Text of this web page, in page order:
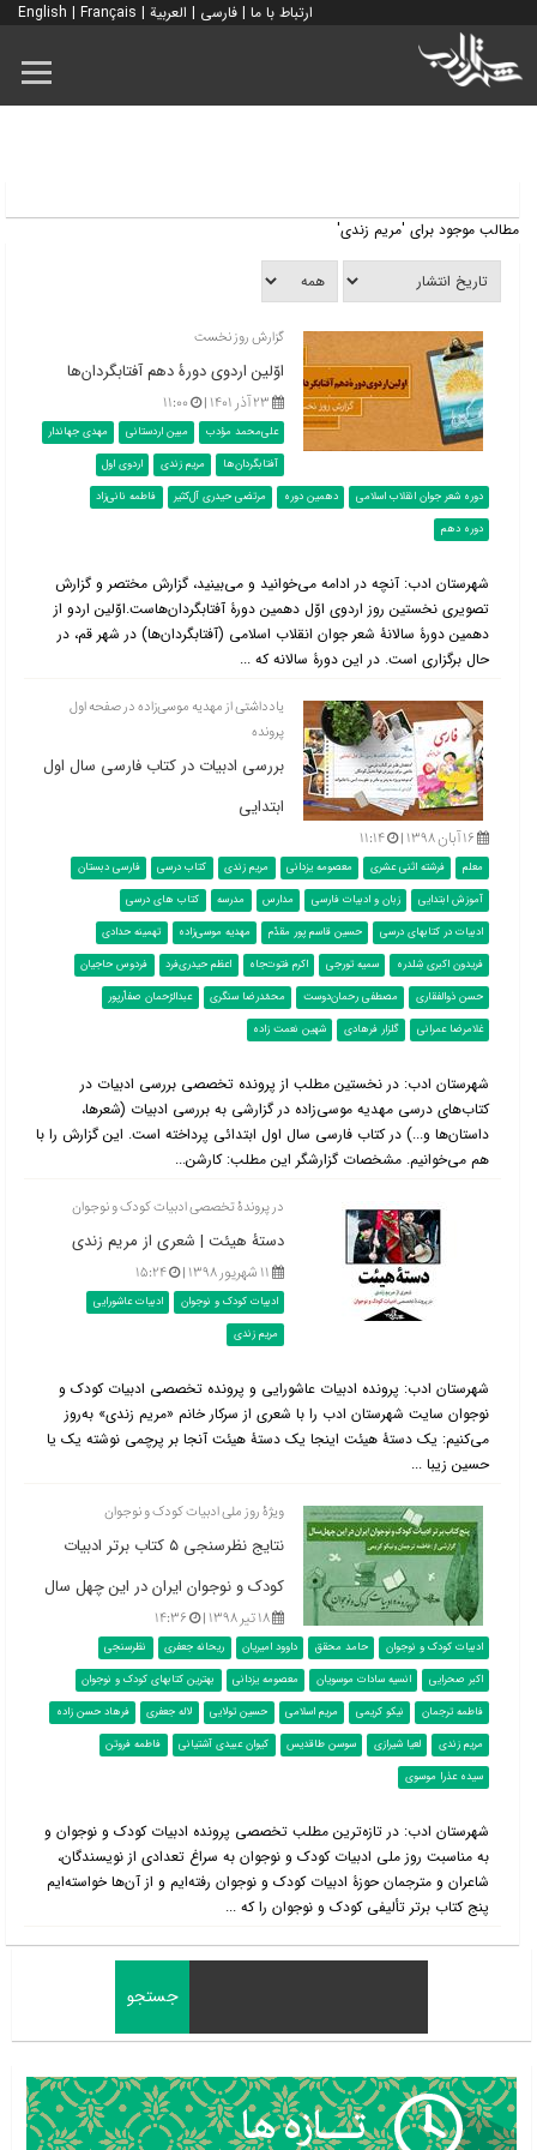
ارتباط با ما | فارسی | العربية |
English | Français
مطالب موجود برای 'مریم زندی'
گزارش روز نخست
اوّلین اردوی دورۀ دهم آفتابگردان‌ها
۲۳ آذر ۱۴۰۱ | ۱۱:۰۰
علی‌محمد مؤدب مبین اردستانی
مهدی جهاندار
آفتابگردان‌ها
مریم زندی
اردوی اول
دوره شعر جوان انقلاب اسلامی
دهمین دوره مرتضی حیدری آل‌کثیر
فاطمه نانی‌زاد
دوره دهم
شهرستان ادب: آنچه در ادامه می‌خوانید و می‌بینید، گزارش مختصر و گزارش
تصویری نخستین روز اردوی اوّل دهمین دورۀ آفتابگردان‌هاست.اوّلین اردو از
دهمین دورۀ سالانۀ شعر جوان انقلاب اسلامی (آفتابگردان‌ها) در شهر قم، در
حال برگزاری است. در این دورۀ سالانه که ...
یادداشتی از مهدیه موسی‌زاده در صفحه اول
پرونده
بررسی ادبیات در کتاب فارسی سال اول
ابتدایی
۱۶ آبان ۱۳۹۸ | ۱۱:۱۴
معلم فرشته اثنی عشری معصومه یزدانی مریم زندی کتاب درسی
فارسی دبستان
آموزش ابتدایی
زبان و ادبیات فارسی مدارس مدرسه
کتاب های درسی
ادبیات در کتابهای درسی
حسین قاسم پور مقدّم مهدیه موسی‌زاده
تهمینه حدادی
فریدون اکبری شِلدره
سمیه تورجی اکرم فتوت‌جاه اعظم حیدری‌فرد
فردوس حاجیان
حسن ذوالفقارى
مصطفى رحمان‌دوست محمّدرضا سنگرى
عبدالرّحمان صفاّرپور
غلامرضا عمرانى
گلزار فرهادى شهین نعمت زاده
شهرستان ادب: در نخستین مطلب از پرونده تخصصی بررسی ادبیات در
کتاب‌‌های درسی مهدیه موسی‌زاده در گزارشی به بررسی ادبیات (شعرها،
داستان‌ها و...) در کتاب فارسی سال اول ابتدائی پرداخته است. این گزارش را با
هم می‌خوانیم. مشخصات گزارشگر این مطلب: کارشن...
در پروندۀ تخصصی ادبیات کودک و نوجوان
دستۀ هیئت | شعری از مریم زندی
۱۱ شهریور ۱۳۹۸ | ۱۵:۲۴
ادبیات کودک و نوجوان
ادبیات عاشورایی
مریم زندی
شهرستان ادب: پرونده ادبیات عاشورایی و پرونده تخصصی ادبیات کودک و
نوجوان سایت شهرستان ادب را با شعری از سرکار خانم «مریم زندی» به‌روز
می‌کنیم: یک دستۀ هیئت اینجا یک دستۀ هیئت آنجا بر پرچمی نوشته یک یا
حسین زیبا ...
ویژۀ روز ملی ادبیات کودک و نوجوان
نتایج نظرسنجی ۵ کتاب برتر ادبیات
کودک و نوجوان ایران در این چهل سال
۱۸ تیر ۱۳۹۸ | ۱۴:۳۶
ادبیات کودک و نوجوان حامد محقق داوود امیریان ریحانه جعفری
نظرسنجی
اکبر صحرایی
انسیه سادات موسویان معصومه یزدانی
بهترین کتابهای کودک و نوجوان
فاطمه ترجمان
نیکو کریمی مریم اسلامی حسین تولایی لاله جعفری
فرهاد حسن‌ زاده
مریم زندی
لعیا شیرازی سوسن طاقدیس کیوان عبیدی آشتیانی
فاطمه فروتن
سیده‌ عذرا موسوی
شهرستان ادب: در تازه‌ترین مطلب تخصصی پرونده ادبیات کودک و نوجوان و
به مناسبت روز ملی ادبیات کودک و نوجوان به سراغ تعدادی از نویسندگان،
شاعران و مترجمان حوزۀ ادبیات کودک و نوجوان رفته‌ایم و از آن‌ها خواسته‌ایم
پنج کتاب برتر تألیفی کودک و نوجوان را که ...